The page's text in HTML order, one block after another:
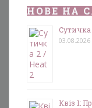
НОВЕ НА
Сутичка
03.08.2026
Квіз 1: